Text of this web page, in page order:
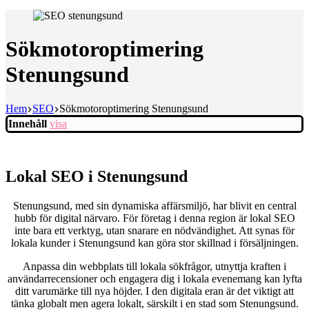
Sökmotoroptimering
Stenungsund
Hem SEO Sökmotoroptimering Stenungsund
Innehåll visa
Lokal SEO i Stenungsund
Stenungsund, med sin dynamiska affärsmiljö, har blivit en central
hubb för digital närvaro. För företag i denna region är lokal SEO
inte bara ett verktyg, utan snarare en nödvändighet. Att synas för
lokala kunder i Stenungsund kan göra stor skillnad i försäljningen.
Anpassa din webbplats till lokala sökfrågor, utnyttja kraften i
användarrecensioner och engagera dig i lokala evenemang kan lyfta
ditt varumärke till nya höjder. I den digitala eran är det viktigt att
tänka globalt men agera lokalt, särskilt i en stad som Stenungsund.